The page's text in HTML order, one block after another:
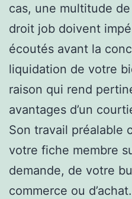
cas, une multitude
droit job doivent
écoutés avant la
liquidation de votre
raison qui rend
avantages d’un
Son travail préalable
votre fiche membre
demande, de votre
commerce ou